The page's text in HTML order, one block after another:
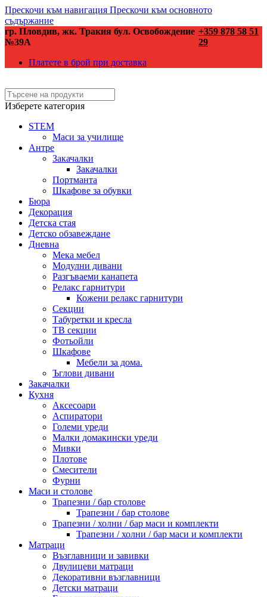
Прескочи към навигация Прескочи към основното
съдържание
гр. Пловдив, жк. Тракия бул. Освобождение
№39А
+359 878 58 51
29
Платете в брой при доставка
Изберете категория
STEM
Маси за училище
Антре
Закачалки
Закачалки
Портманта
Шкафове за обувки
Бюра
Декорация
Детска стая
Детско обзавеждане
Дневна
Мека мебел
Модулни дивани
Разгъваеми канапета
Релакс гарнитури
Кожени релакс гарнитури
Секции
Табуретки и кресла
ТВ секции
Фотьойли
Шкафове
Мебели за дома.
Ъглови дивани
Закачалки
Кухня
Аксесоари
Аспиратори
Големи уреди
Малки домакински уреди
Мивки
Плотове
Смесители
Фурни
Маси и столове
Трапезни / бар столове
Трапезни / бар столове
Трапезни / холни / бар маси и комплекти
Трапезни / холни / бар маси и комплекти
Матраци
Възглавници и завивки
Двулицеви матраци
Декоративни възглавници
Детски матраци